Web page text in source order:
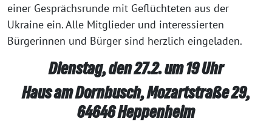
einer Gesprächsrunde mit Geflüchteten aus der
Ukraine ein. Alle Mitglieder und interessierten
Bürgerinnen und Bürger sind herzlich eingeladen.
Dienstag, den 27.2. um 19 Uhr
Haus am Dornbusch, Mozartstraße 29,
64646 Heppenheim